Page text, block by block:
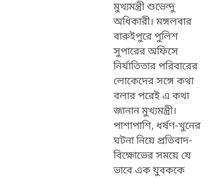
মুখ্যমন্ত্রী শুভেন্দু
অধিকারী। মঙ্গলবার
বারুইপুরে পুলিশ
সুপারের অফিসে
নির্যাতিতার পরিবারের
লোকেদের সঙ্গে কথা
বলার পরেই এ কথা
জানান মুখ্যমন্ত্রী।
পাশাপাশি, ধর্ষণ-খুনের
ঘটনা নিয়ে প্রতিবাদ-
বিক্ষোভের সময়ে যে
ভাবে এক যুবককে